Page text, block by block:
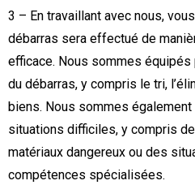
3 – En travaillant avec nous,
débarras sera effectué de
efficace. Nous sommes
du débarras, y compris le tri,
biens. Nous sommes
situations difficiles, y compris
matériaux dangereux ou des
compétences spécialisées.